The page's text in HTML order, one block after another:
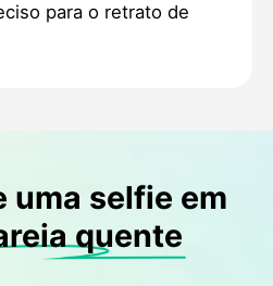
para o retrato de
uma selfie em
quente